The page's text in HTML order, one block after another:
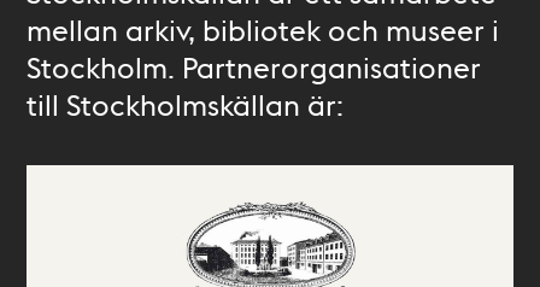
mellan arkiv, bibliotek och museer i
Stockholm. Partnerorganisationer
till Stockholmskällan är: